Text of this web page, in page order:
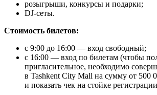
розыгрыши, конкурсы и подарки;
DJ-сеты.
Стоимость билетов:
с 9:00 до 16:00 — вход свободный;
с 16:00 — вход по билетам (чтобы
пригласительное, необходимо
в Tashkent City Mall на сумму от 500
и показать чек на стойке